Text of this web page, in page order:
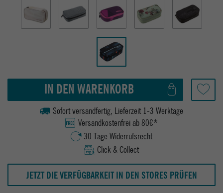
IN DEN WARENKORB
Sofort versandfertig, Lieferzeit 1-3 Werktage
Versandkostenfrei ab 80€*
30 Tage Widerrufsrecht
Click & Collect
JETZT DIE VERFÜGBARKEIT IN DEN STORES PRÜFEN